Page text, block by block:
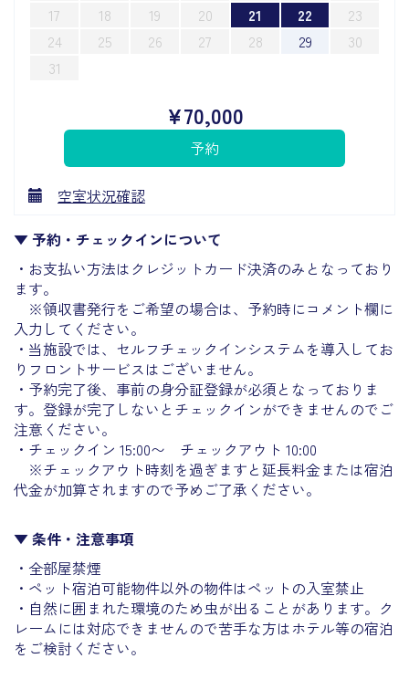
17
18 19 20 21 22
23
24
25 26 27 28 29
30
31
¥70,000
空室状況確認
▼ 予約・チェックインについて
・お支払い方法はクレジットカード決済のみとなっており
ます。
※領収書発行をご希望の場合は、予約時にコメント欄に
入力してください。
・当施設では、セルフチェックインシステムを導入してお
りフロントサービスはございません。
・予約完了後、事前の身分証登録が必須となっておりま
す。登録が完了しないとチェックインができませんのでご
注意ください。
・チェックイン 15:00〜 チェックアウト 10:00
※チェックアウト時刻を過ぎますと延長料金または宿泊
代金が加算されますので予めご了承ください。
▼ 条件・注意事項
・全部屋禁煙
・ペット宿泊可能物件以外の物件はペットの入室禁止
・自然に囲まれた環境のため虫が出ることがあります。 ク
レームには対応できませんので苦手な方はホテル等の宿泊
をご検討ください。